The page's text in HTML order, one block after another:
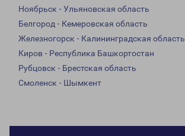
Ноябрьск - Ульяновская область
Белгород - Кемеровская область
Железногорск - Калининградская область
Киров - Республика Башкортостан
Рубцовск - Брестская область
Смоленск - Шымкент